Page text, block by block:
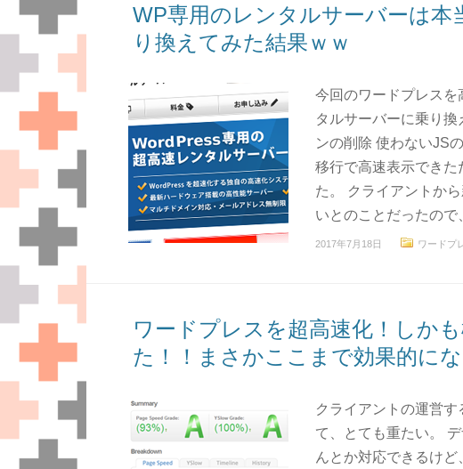
WP専用のレンタルサーバーは本
り換えてみた結果ｗｗ
今回のワードプレス
タルサーバーに乗り
ンの削除 使わないJS
移行で高速表示できた
た。 クライアントか
いとのことだったので
2017年7月18日 ワードプ
ワードプレスを超高速化！しか
た！！まさかここまで効果的に
クライアントの運営
て、とても重たい。
んとか対応できるけ